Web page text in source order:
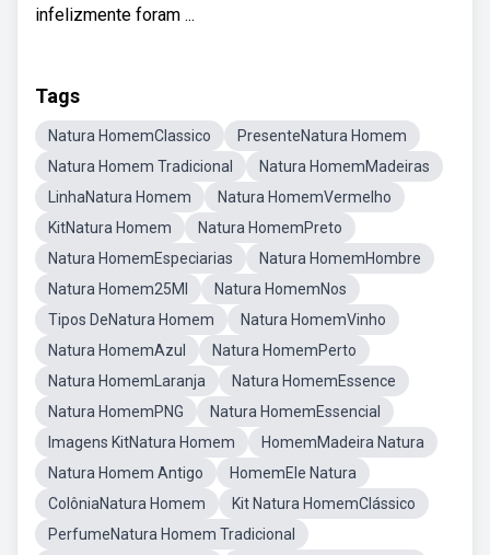
infelizmente foram ...
Tags
Natura HomemClassico
PresenteNatura Homem
Natura Homem Tradicional
Natura HomemMadeiras
LinhaNatura Homem
Natura HomemVermelho
KitNatura Homem
Natura HomemPreto
Natura HomemEspeciarias
Natura HomemHombre
Natura Homem25Ml
Natura HomemNos
Tipos DeNatura Homem
Natura HomemVinho
Natura HomemAzul
Natura HomemPerto
Natura HomemLaranja
Natura HomemEssence
Natura HomemPNG
Natura HomemEssencial
Imagens KitNatura Homem
HomemMadeira Natura
Natura Homem Antigo
HomemEle Natura
ColôniaNatura Homem
Kit Natura HomemClássico
PerfumeNatura Homem Tradicional